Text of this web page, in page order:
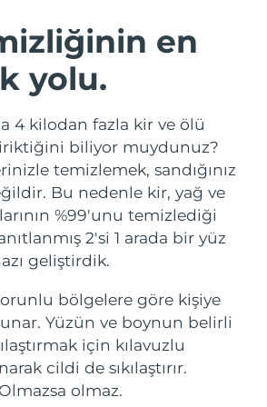
en
yolu.
4 kilodan fazla kir ve ölü
biliyor muydunuz?
temizlemek, sandığınız
Bu nedenle kir, yağ ve
%99'unu temizlediği
2'si 1 arada bir yüz
geliştirdik.
bölgelere göre kişiye
Yüzün ve boynun belirli
için kılavuzlu
cildi de sıkılaştırır.
olmaz.
4 seti
massage
4 Plus
LED heating
4 Men
anti-aging massage
2 seti
toning
2 go
toning on-the-go
2 eyes & lips
line smoothing device
3 seti
facial hydration
3 LED
infrared and red light therapy
Ağız bakımı
4
silicone sonic toothbrush
4 plus
hybrid silicone sonic toothbrush
KARŞITI BAKIM
LED bakım
NEW
Tahmini teslim tarihi
Tahmini teslim tarihi
Tahmini teslim tarihi10/8/26
Tahmini teslim tarihi16/8/26
Tahmini teslim tarihi13/8/26
Tahmini teslim tarihi
Tahmini teslim tarihi10/8/26
Tahmini teslim tarihi
Tahmini teslim tarihi